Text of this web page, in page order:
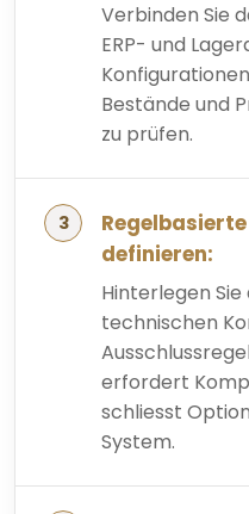
Verbinden Sie
ERP- und
Bestände und
zu prüfen.
definieren:
Hinterlegen
technischen
erfordert
schliesst
System.